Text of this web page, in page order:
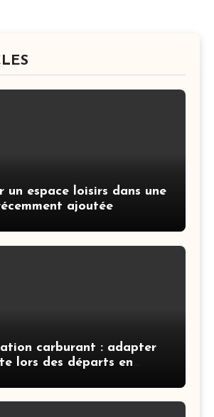
un espace loisirs dans une
ajoutée
carburant : adapter
lors des départs en